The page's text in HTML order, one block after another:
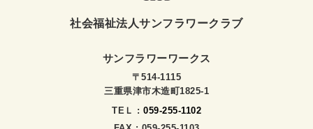
社会福祉法人サンフラワークラブ
サンフラワーワークス
〒514-1115
三重県津市木造町1825-1
TEＬ : 059-255-1102